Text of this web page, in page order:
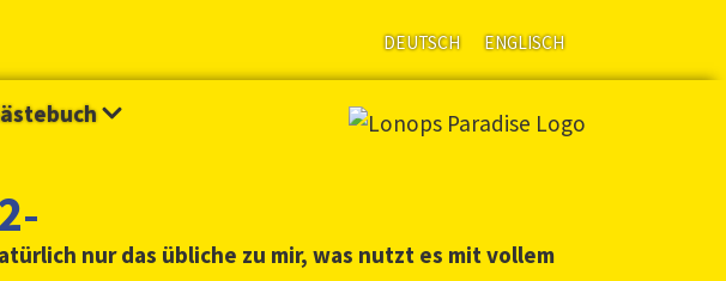
DEUTSCH ENGLISCH
nur das übliche zu mir, was nutzt es mit vollem